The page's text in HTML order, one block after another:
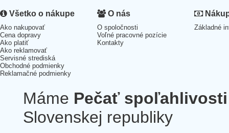
Všetko o nákupe
Ako nakupovať
Cena dopravy
Ako platiť
Ako reklamovať
Servisné strediská
Obchodné podmienky
Reklamačné podmienky
O nás
O spoločnosti
Voľné pracovné pozície
Kontakty
Základné
Máme Pečať spoľahlivosti
Slovenskej republiky